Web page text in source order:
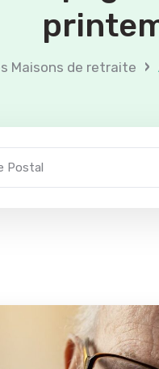
Maisons de retraite ›